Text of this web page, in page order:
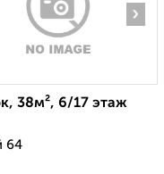
›
38м², 6/17 этаж
64